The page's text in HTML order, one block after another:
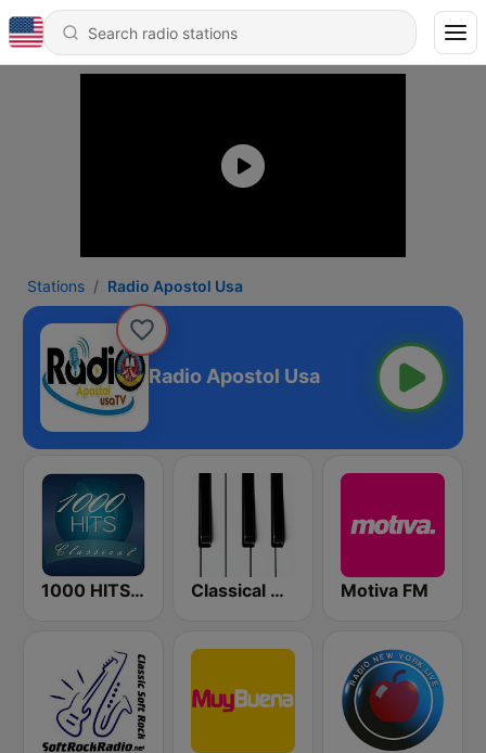
Stations Radio Apostol Usa
Radio Apostol Usa
1000 HITS Classical Music Classical Horizon Radio (International) Motiva FM